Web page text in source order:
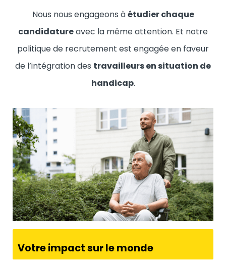
Nous nous engageons àétudier chaque
candidatureavec la même attention. Et notre
politique de recrutement est engagée en faveur
de l’intégration des travailleurs en situation de
handicap.
Votre impact sur le monde